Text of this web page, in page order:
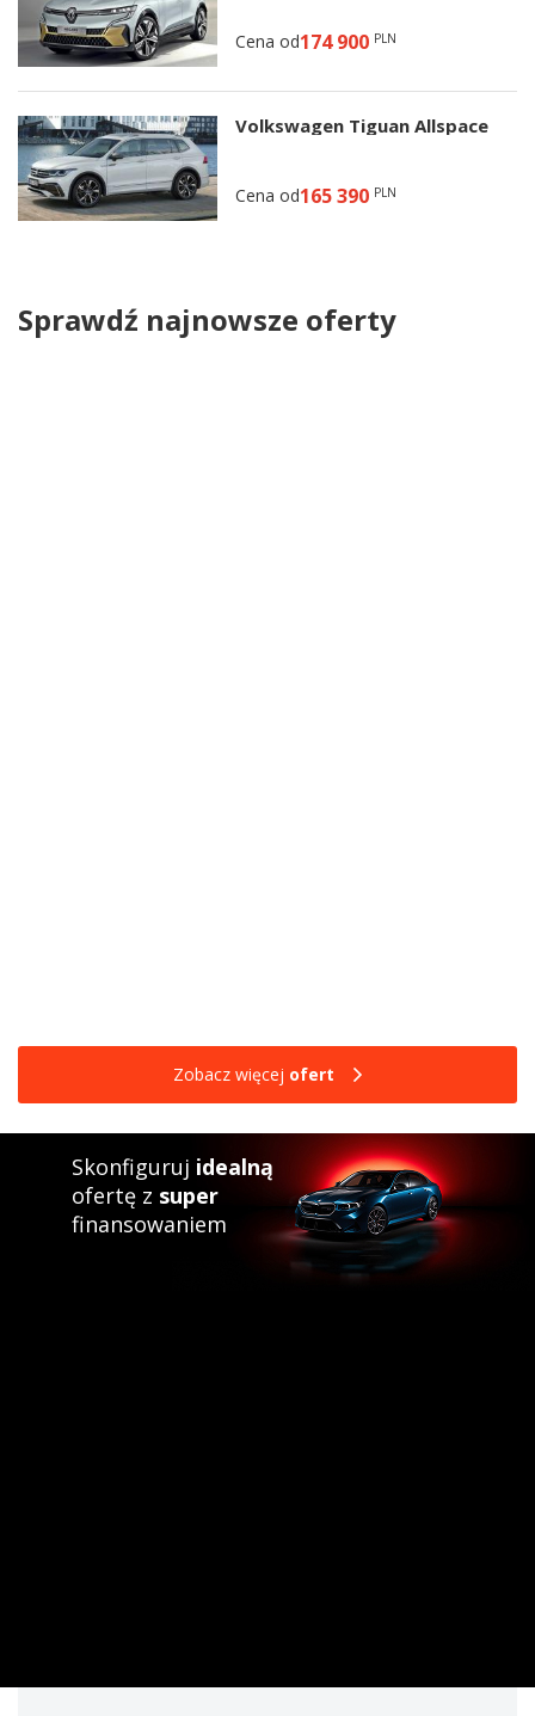
Cena od174 900 PLN
Volkswagen Tiguan Allspace
Cena od165 390 PLN
Sprawdź najnowsze oferty
Zobacz więcej ofert
Skonfiguruj idealną
ofertę z super
finansowaniem